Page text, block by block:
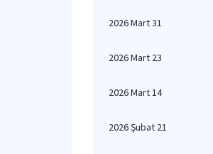
2026 Mart 31
2026 Mart 23
2026 Mart 14
2026 Şubat 21